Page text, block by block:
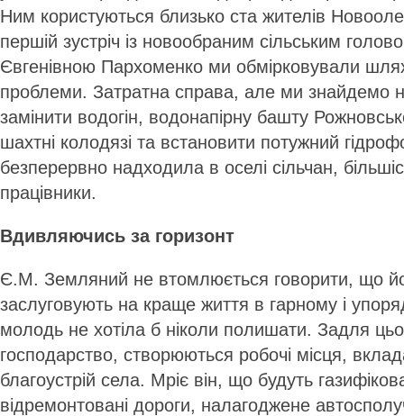
Ним користуються близько ста жителів
першій зустріч із новообраним сільським
Євгенівною Пархоменко ми обмірковували
проблеми. Затратна справа, але ми знайдемо
замінити водогін, водонапірну башту
шахтні колодязі та встановити потужний
безперервно надходила в оселі сільчан,
працівники.
Вдивляючись за горизонт
Є.М. Земляний не втомлюється говорити, що
заслуговують на краще життя в гарному і
молодь не хотіла б ніколи полишати. Задля
господарство, створюються робочі місця,
благоустрій села. Мріє він, що будуть
відремонтовані дороги, налагоджене